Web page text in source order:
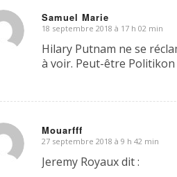
Samuel Marie
dit
18 septembre 2018 à 17 h 02 min
Hilary Putnam ne se
à voir. Peut-être Politikon
Mouarfff
dit
27 septembre 2018 à 9 h 42 min
Jeremy Royaux dit :